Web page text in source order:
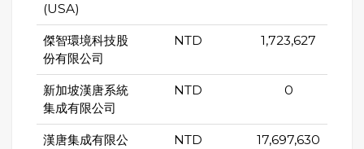
(USA)
傑智環境科技股
份有限公司
NTD 1,723,627
新加坡漢唐系統
集成有限公司
NTD 0
漢唐集成有限公
NTD 17,697,630